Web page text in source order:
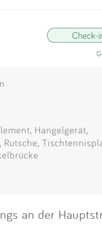
Hangelgerät,
an der